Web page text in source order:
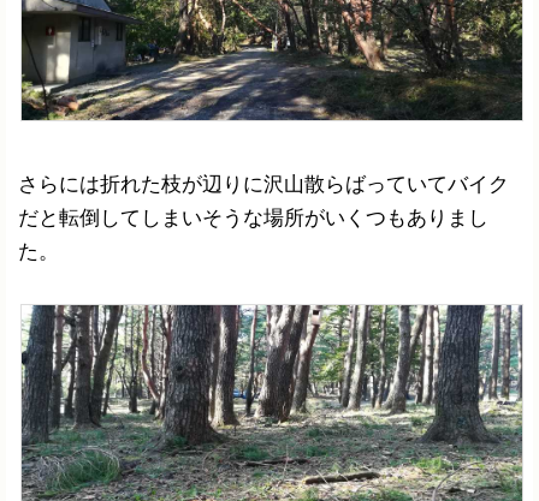
さらには折れた枝が辺りに沢山散らばっていてバイク
だと転倒してしまいそうな場所がいくつもありまし
た。